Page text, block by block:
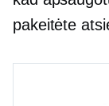
pakeitėte